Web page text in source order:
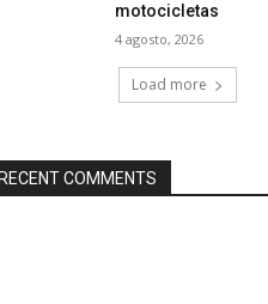
motocicletas
4 agosto, 2026
Load more
COMMENTS